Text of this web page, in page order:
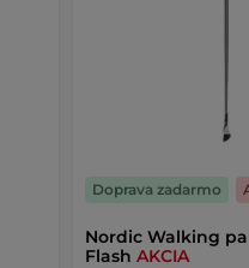
Nordic Walking
FlashAKCIA
Doprava zadarmo